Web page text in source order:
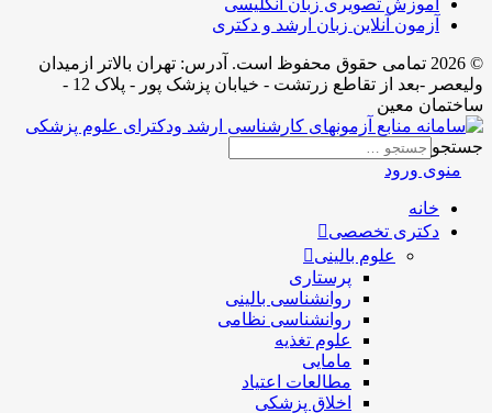
آزمون آنلاین زبان ارشد و دکتری
© 2026 تمامی حقوق محفوظ است. آدرس:‌ تهران بالاتر ازمیدان
ولیعصر -بعد از تقاطع زرتشت - خیابان پزشک پور - پلاک 12 -
ساختمان معین
جستجو
منوی ورود
خانه
دکتری تخصصی
علوم بالینی
پرستاری
روانشناسی بالینی
روانشناسی نظامی
علوم تغذیه
مامایی
مطالعات اعتیاد
اخلاق پزشکی